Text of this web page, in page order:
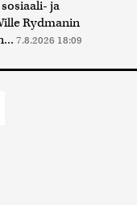
ja
Rydmanin
7.8.2026 18:09